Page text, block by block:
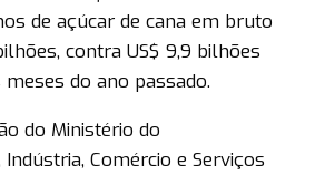
de açúcar de cana em bruto
contra US$ 9,9 bilhões
do ano passado.
do Ministério do
Comércio e Serviços